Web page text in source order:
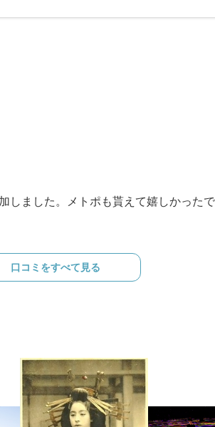
ました。メトポも貰えて嬉しかった
口コミをすべて見る